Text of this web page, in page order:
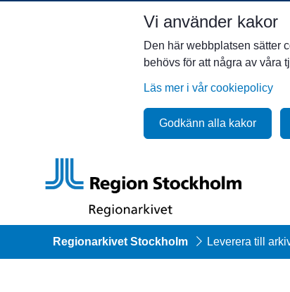
Vi använder kakor
Den här webbplatsen sätter
behövs för att några av våra
Läs mer i vår cookiepolicy
Godkänn alla kakor
Regionarkivet Stockholm Leverera till